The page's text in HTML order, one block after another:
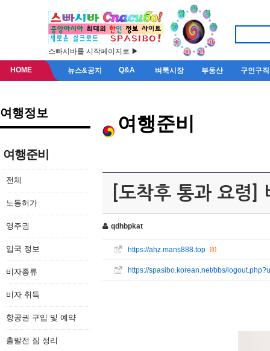
스빠시바를 시작페이지로 ▶
HOME 뉴스&공지 Q&A 벼룩시장 부동산 구인구직
여행정보
여행준비
전체
노동허가
영주권
입국 정보
비자종류
비자 취득
항공권 구입 및 예약
출발전 짐 정리
여행준비
[도착후 통과 요령]
qdhbpkat
https://ahz.mans888.top [0]
https://spasibo.korean.net/bbs/